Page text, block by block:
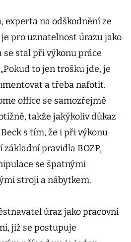
institutu je to
zaměstnavatel
experta na odškodnění ze
pro uznatelnost úrazu jako
se stal při výkonu práce
to jen trošku jde, je
a třeba nafotit.
office se samozřejmě
takže jakýkoliv důkaz
s tím, že i při výkonu
pravidla BOZP,
se špatnými
stroji a nábytkem.
úraz jako pracovní
již se postupuje